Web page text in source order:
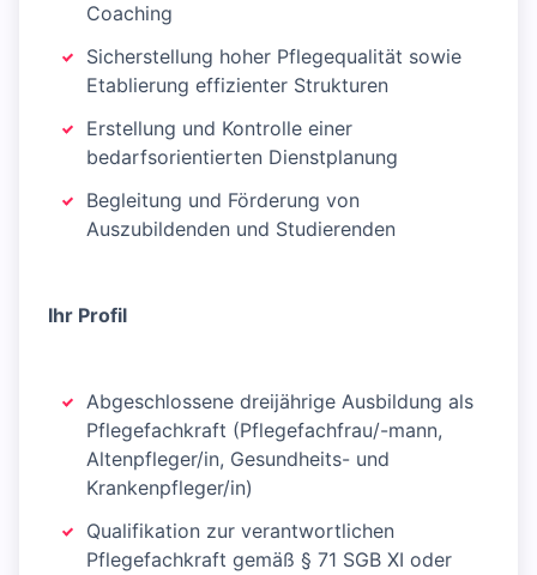
Coaching
Sicherstellung hoher Pflegequalität sowie
Etablierung effizienter Strukturen
Erstellung und Kontrolle einer
bedarfsorientierten Dienstplanung
Begleitung und Förderung von
Auszubildenden und Studierenden
Ihr Profil
Abgeschlossene dreijährige Ausbildung als
Pflegefachkraft (Pflegefachfrau/-mann,
Altenpfleger/in, Gesundheits- und
Krankenpfleger/in)
Qualifikation zur verantwortlichen
Pflegefachkraft gemäß § 71 SGB XI oder